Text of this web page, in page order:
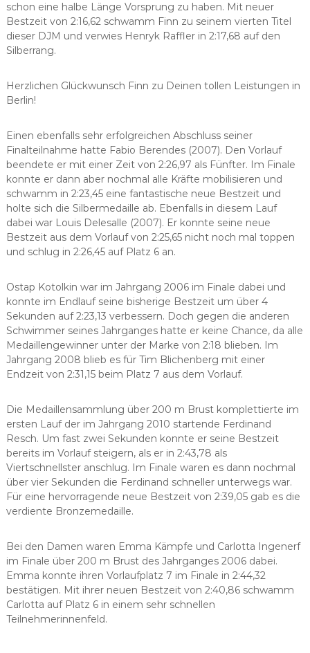
schon eine halbe Länge Vorsprung zu haben. Mit neuer
Bestzeit von 2:16,62 schwamm Finn zu seinem vierten Titel
dieser DJM und verwies Henryk Raffler in 2:17,68 auf den
Silberrang.
Herzlichen Glückwunsch Finn zu Deinen tollen Leistungen in
Berlin!
Einen ebenfalls sehr erfolgreichen Abschluss seiner
Finalteilnahme hatte Fabio Berendes (2007). Den Vorlauf
beendete er mit einer Zeit von 2:26,97 als Fünfter. Im Finale
konnte er dann aber nochmal alle Kräfte mobilisieren und
schwamm in 2:23,45 eine fantastische neue Bestzeit und
holte sich die Silbermedaille ab. Ebenfalls in diesem Lauf
dabei war Louis Delesalle (2007). Er konnte seine neue
Bestzeit aus dem Vorlauf von 2:25,65 nicht noch mal toppen
und schlug in 2:26,45 auf Platz 6 an.
Ostap Kotolkin war im Jahrgang 2006 im Finale dabei und
konnte im Endlauf seine bisherige Bestzeit um über 4
Sekunden auf 2:23,13 verbessern. Doch gegen die anderen
Schwimmer seines Jahrganges hatte er keine Chance, da alle
Medaillengewinner unter der Marke von 2:18 blieben. Im
Jahrgang 2008 blieb es für Tim Blichenberg mit einer
Endzeit von 2:31,15 beim Platz 7 aus dem Vorlauf.
Die Medaillensammlung über 200 m Brust komplettierte im
ersten Lauf der im Jahrgang 2010 startende Ferdinand
Resch. Um fast zwei Sekunden konnte er seine Bestzeit
bereits im Vorlauf steigern, als er in 2:43,78 als
Viertschnellster anschlug. Im Finale waren es dann nochmal
über vier Sekunden die Ferdinand schneller unterwegs war.
Für eine hervorragende neue Bestzeit von 2:39,05 gab es die
verdiente Bronzemedaille.
Bei den Damen waren Emma Kämpfe und Carlotta Ingenerf
im Finale über 200 m Brust des Jahrganges 2006 dabei.
Emma konnte ihren Vorlaufplatz 7 im Finale in 2:44,32
bestätigen. Mit ihrer neuen Bestzeit von 2:40,86 schwamm
Carlotta auf Platz 6 in einem sehr schnellen
Teilnehmerinnenfeld.